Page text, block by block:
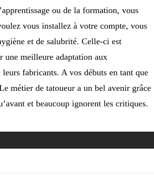
ou de la formation, vous
vous installez à votre compte, vous
et de salubrité. Celle-ci est
une meilleure adaptation aux
fabricants. A vos débuts en tant que
métier de tatoueur a un bel avenir grâce
et beaucoup ignorent les critiques.